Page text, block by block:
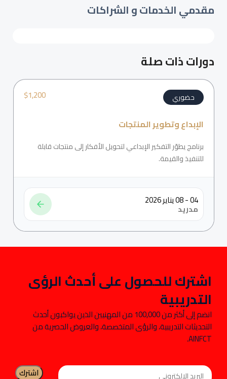
مقدمي الخدمات و الشراكات
دورات ذات صلة
$1,200 حضوري
الإبداع وتطوير المنتجات
برنامج يطوّر التفكير الإبداعي لتحويل الأفكار إلى منتجات قابلة
للتنفيذ والقيمة.
04 - 08 يناير 2026
مدريد
اشترك للحصول على أحدث الرؤى
التدريبية
انضم إلى أكثر من 100,000 من المهنيين الذين يواكبون أحدث
التحديثات التدريبية، والرؤى المتخصصة، والعروض الحصرية من
AINFCT.